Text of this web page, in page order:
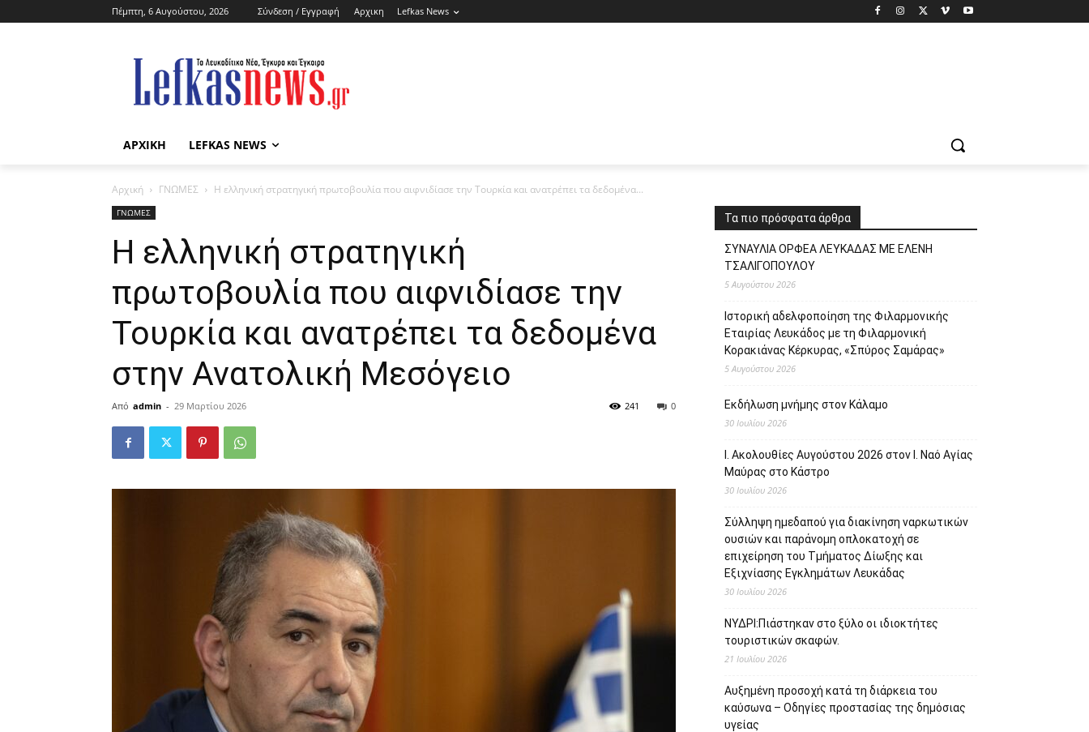
Πέμπτη, 6 Αυγούστου, 2026 Σύνδεση / Εγγραφή Αρχικη Lefkas News
ΑΡΧΙΚΗ LEFKAS NEWS
Αρχική ΓΝΩΜΕΣ Η ελληνική στρατηγική πρωτοβουλία που αιφνιδίασε την Τουρκία και ανατρέπει τα δεδομένα...
ΓΝΩΜΕΣ
Η ελληνική στρατηγική
πρωτοβουλία που αιφνιδίασε την
Τουρκία και ανατρέπει τα δεδομένα
στην Ανατολική Μεσόγειο
Από admin - 29 Μαρτίου 2026 0
241
Τα πιο πρόσφατα άρθρα
ΣΥΝΑΥΛΙΑ ΟΡΦΕΑ ΛΕΥΚΑΔΑΣ ΜΕ ΕΛΕΝΗ
ΤΣΑΛΙΓΟΠΟΥΛΟΥ
5 Αυγούστου 2026
Ιστορική αδελφοποίηση της Φιλαρμονικής
Εταιρίας Λευκάδος με τη Φιλαρμονική
Κορακιάνας Κέρκυρας, «Σπύρος Σαμάρας»
5 Αυγούστου 2026
Εκδήλωση μνήμης στον Κάλαμο
30 Ιουλίου 2026
Ι. Ακολουθίες Αυγούστου 2026 στον Ι. Ναό Αγίας
Μαύρας στο Κάστρο
30 Ιουλίου 2026
Σύλληψη ημεδαπού για διακίνηση ναρκωτικών
ουσιών και παράνομη οπλοκατοχή σε
επιχείρηση του Τμήματος Δίωξης και
Εξιχνίασης Εγκλημάτων Λευκάδας
30 Ιουλίου 2026
ΝΥΔΡΙ:Πιάστηκαν στο ξύλο οι ιδιοκτήτες
τουριστικών σκαφών.
21 Ιουλίου 2026
Αυξημένη προσοχή κατά τη διάρκεια του
καύσωνα – Οδηγίες προστασίας της δημόσιας
υγείας